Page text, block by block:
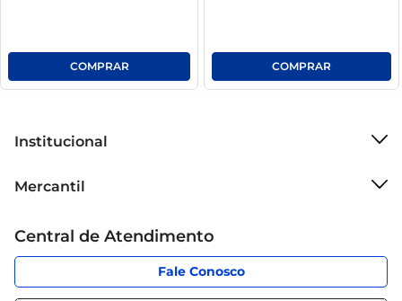
Institucional
Sobre Privacidade
Nossas lojas
Mercantil
Código de Ética
Serviços
Central de Atendimento
Fale Conosco